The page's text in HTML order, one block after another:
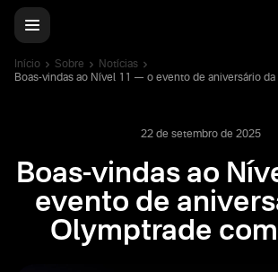
Início Sobre
Notícias
Boas-vindas ao Nível 11 — o evento de aniversário
22 de setembro de 2025
Boas-vindas ao
evento de
Olymptrade